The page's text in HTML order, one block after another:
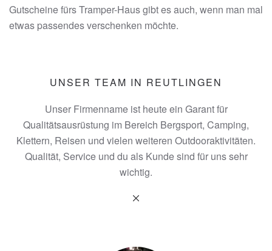
Gutscheine fürs Tramper-Haus gibt es auch, wenn man mal
etwas passendes verschenken möchte.
UNSER TEAM IN REUTLINGEN
Unser Firmenname ist heute ein Garant für
Qualitätsausrüstung im Bereich Bergsport, Camping,
Klettern, Reisen und vielen weiteren Outdooraktivitäten.
Qualität, Service und du als Kunde sind für uns sehr
wichtig.